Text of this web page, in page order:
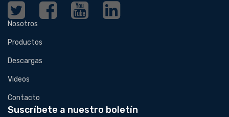
Nosotros
Productos
Descargas
Videos
Contacto
Suscríbete a nuestro boletín